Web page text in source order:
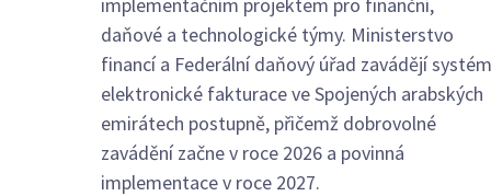
daňové a technologické týmy. Ministerstvo
financí a Federální daňový úřad zavádějí systém
elektronické fakturace ve Spojených arabských
emirátech postupně, přičemž dobrovolné
zavádění začne v roce 2026 a povinná
implementace v roce 2027.